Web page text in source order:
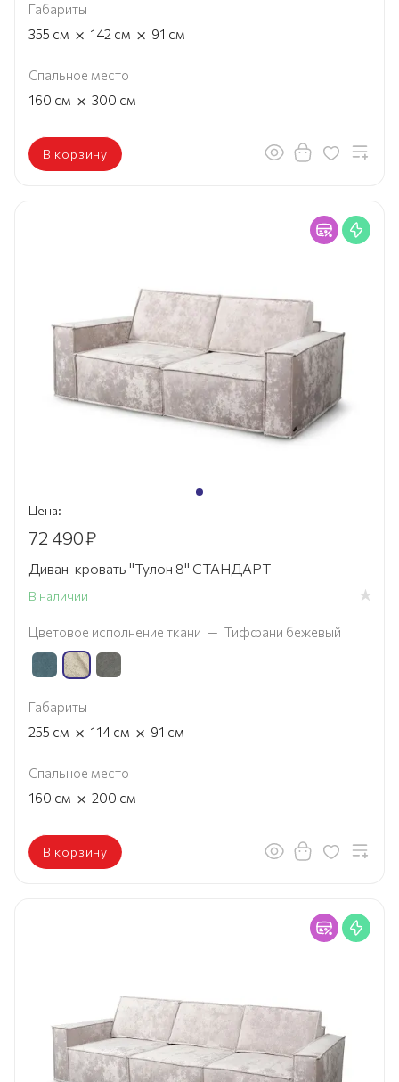
Габариты
355 см × 142 см × 91 см
Спальное место
160 см × 300 см
В корзину
Цена:
72 490₽
Диван-кровать "Тулон 8" СТАНДАРТ
В наличии
Цветовое исполнение ткани — Тиффани бежевый
Габариты
255 см × 114 см × 91 см
Спальное место
160 см × 200 см
В корзину